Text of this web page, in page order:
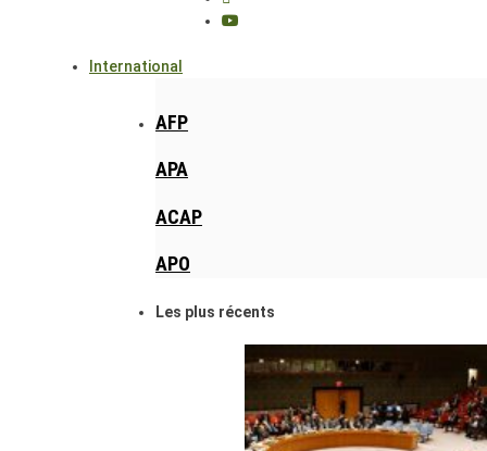
International
AFP
APA
ACAP
APO
Les plus récents